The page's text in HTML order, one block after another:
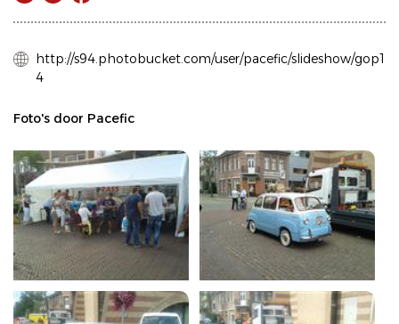
http://s94.photobucket.com/user/pacefic/slideshow/gop1
4
Foto's door Pacefic